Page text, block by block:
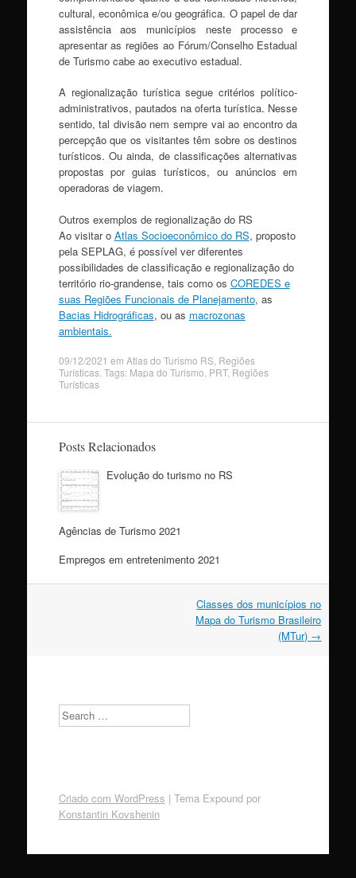
cultural, econômica e/ou geográfica. O papel de dar
assistência aos municípios neste processo e
apresentar as regiões ao Fórum/Conselho Estadual
de Turismo cabe ao executivo estadual.
A regionalização turística segue critérios político-
administrativos, pautados na oferta turística. Nesse
sentido, tal divisão nem sempre vai ao encontro da
percepção que os visitantes têm sobre os destinos
turísticos. Ou ainda, de classificações alternativas
propostas por guias turísticos, ou anúncios em
operadoras de viagem.
Outros exemplos de regionalização do RS
Ao visitar o Atlas Socioeconômico do RS, proposto
pela SEPLAG, é possível ver diferentes
possibilidades de classificação e regionalização do
território rio-grandense, tais como os COREDES e
suas Regiões Funcionais de Planejamento, as
Bacias Hidrográficas, ou as macrozonas
ambientais.
09/12/2021 em Atlas do Turismo RS, Regiões
Turísticas. Tags: Mapa do Turismo PRT, Regiões
Turísticas
Posts Relacionados
Evolução do turismo no RS
Agências de Turismo 2021
Empregos em entretenimento 2021
Classes dos municípios no
Mapa do Turismo Brasileiro
(MTur) →
Search
Criado com WordPress | Tema Expound por
Konstantin Kovshenin